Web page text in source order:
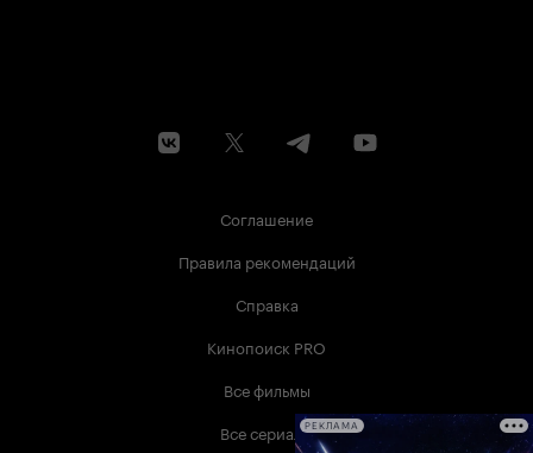
Соглашение
Правила рекомендаций
Справка
Кинопоиск PRO
Все фильмы
Все сериалыРЕКЛАМА